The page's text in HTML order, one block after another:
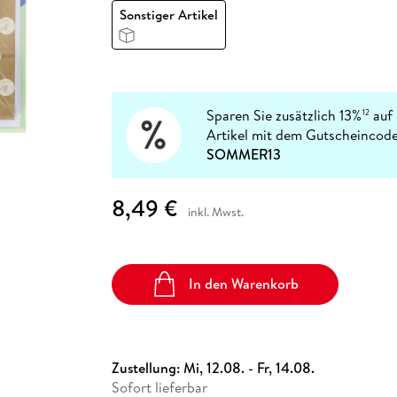
Fremdsprachige Bücher
Lernhilfen
Science Fiction
Fremdsprachige Bücher
Hörbuch Downloads im Bundle
STABILO
Sonstiger Artikel
Sparen Sie zusätzlich 13%12 auf
Artikel mit dem
SOMMER13
8,49 € inkl. Mwst.
In den Warenkorb
Zustellung:Mi, 12.08. - Fr, 14.08.
Sofort lieferbar